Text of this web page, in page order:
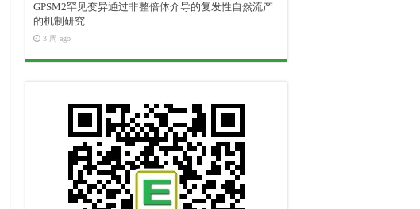
GPSM2罕见变异通过非整倍体介导的复发性自然流产
的机制研究
3 周 ago